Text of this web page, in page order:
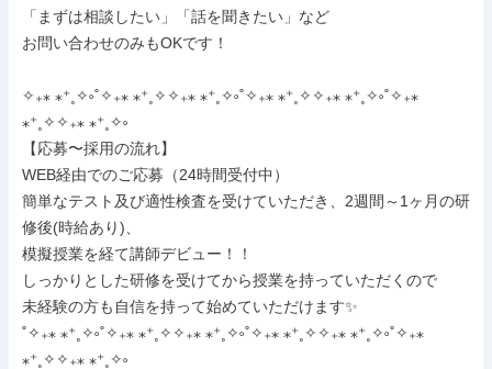
「まずは相談したい」「話を聞きたい」など
お問い合わせのみもOKです！
✧₊⁎ ⁎⁺˳✧༚˚✧₊⁎ ⁎⁺˳✧✧₊⁎ ⁎⁺˳✧༚˚✧₊⁎ ⁎⁺˳✧✧₊⁎ ⁎⁺˳✧༚˚✧₊⁎
⁎⁺˳✧✧₊⁎ ⁎⁺˳✧༚
【応募〜採用の流れ】
WEB経由でのご応募（24時間受付中）
簡単なテスト及び適性検査を受けていただき、2週間～1ヶ月の研
修後(時給あり)、
模擬授業を経て講師デビュー！！
しっかりとした研修を受けてから授業を持っていただくので
未経験の方も自信を持って始めていただけます✨
˚✧₊⁎ ⁎⁺˳✧༚˚✧₊⁎ ⁎⁺˳✧✧₊⁎ ⁎⁺˳✧༚˚✧₊⁎ ⁎⁺˳✧✧₊⁎ ⁎⁺˳✧༚˚✧₊⁎
⁎⁺˳✧✧₊⁎ ⁎⁺˳✧༚